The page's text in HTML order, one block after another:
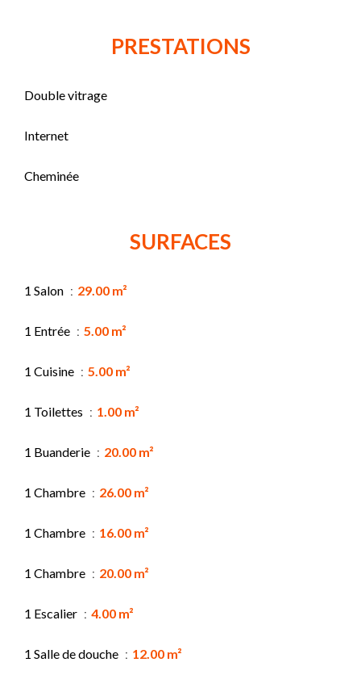
PRESTATIONS
Double vitrage
Internet
Cheminée
SURFACES
1 Salon 29.00 m²
1 Entrée 5.00 m²
1 Cuisine 5.00 m²
1 Toilettes 1.00 m²
1 Buanderie 20.00 m²
1 Chambre 26.00 m²
1 Chambre 16.00 m²
1 Chambre 20.00 m²
1 Escalier 4.00 m²
1 Salle de douche 12.00 m²